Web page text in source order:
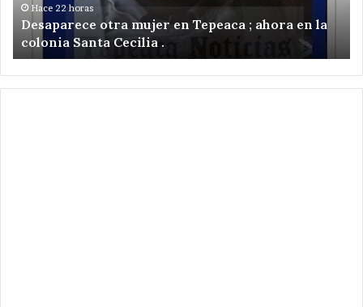
en
colonia
Santa
Cecilia
.
Hace 22 horas
Desaparece otra mujer en Tepeaca ; ahora en la
colonia Santa Cecilia .
de